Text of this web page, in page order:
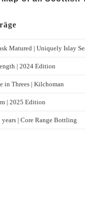
Matured | Uniquely Islay
| 2024 Edition
in Threes | Kilchoman
| 2025 Edition
| Core Range Bottling